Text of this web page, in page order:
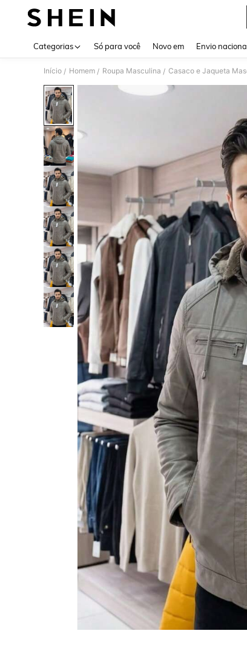
Categorias Só para você Novo em Envio
Início / Homem / Roupa Masculina / Casaco e Jaqueta